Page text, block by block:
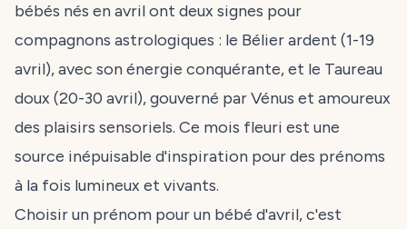
bébés nés en avril ont deux signes pour
compagnons astrologiques : le Bélier ardent (1-19
avril), avec son énergie conquérante, et le Taureau
doux (20-30 avril), gouverné par Vénus et amoureux
des plaisirs sensoriels. Ce mois fleuri est une
source inépuisable d'inspiration pour des prénoms
à la fois lumineux et vivants.
Choisir un prénom pour un bébé d'avril, c'est